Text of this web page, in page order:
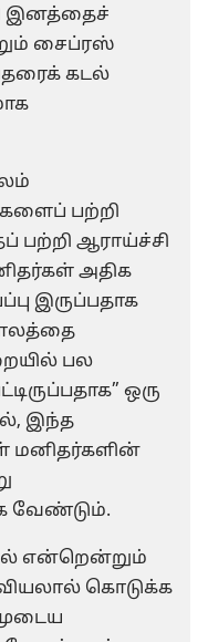
இனத்தைச்
சைப்ரஸ்
கடல்
பற்றி
பற்றி ஆராய்ச்சி
அதிக
இருப்பதாக
பல
ஒரு
இந்த
மனிதர்களின்
வேண்டும்.
என்றென்றும்
கொடுக்க